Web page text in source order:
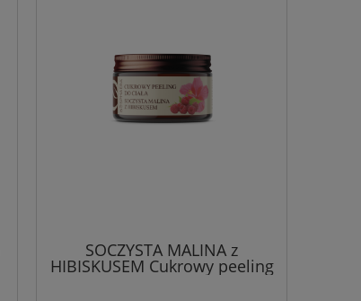
SOCZYSTA MALINA z
HIBISKUSEM Cukrowy peeling
do ciała 200 g - Bosphaera